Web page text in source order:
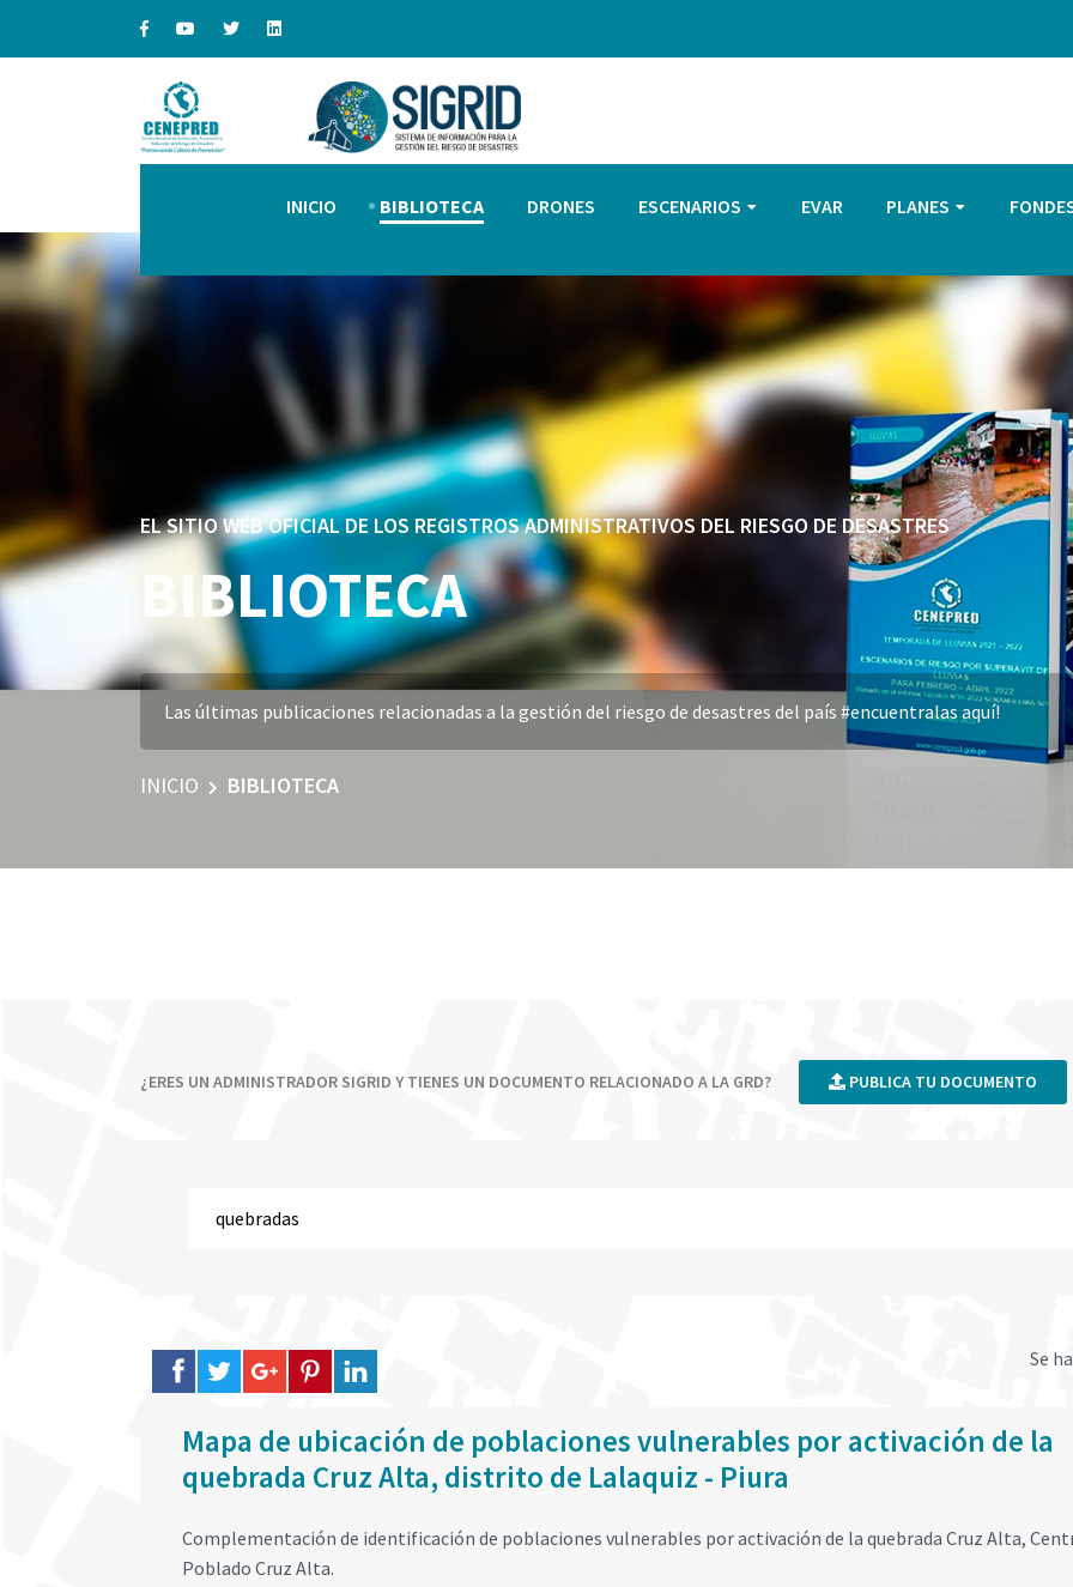
INICIO BIBLIOTECA DRONES ESCENARIOS EVAR PLANES
EL SITIO WEB OFICIAL DE LOS REGISTROS ADMINISTRATIVOS DEL RIESGO DE DESASTRES
BIBLIOTECA
Las últimas publicaciones relacionadas a la gestión del riesgo de desastres del país #encuentralas aquí!
INICIO BIBLIOTECA
¿ERES UN ADMINISTRADOR SIGRID Y TIENES UN DOCUMENTO RELACIONADO A LA GRD? PUBLICA TU DOCUMENTO
Se
Mapa de ubicación de poblaciones vulnerables por activación de la
quebrada Cruz Alta, distrito de Lalaquiz - Piura
Complementación de identificación de poblaciones vulnerables por activación de la quebrada Cruz Alta,
Poblado Cruz Alta.